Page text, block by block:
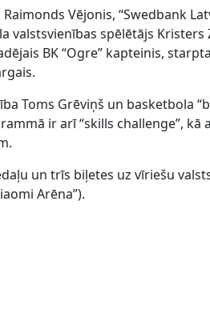
Vējonis, “Swedbank
valstsvienības spēlētājs Kristers
BK “Ogre” kapteinis,
Toms Grēviņš un basketbola
ir arī “skills challenge”, kā
un trīs biļetes uz vīriešu
Arēna”).